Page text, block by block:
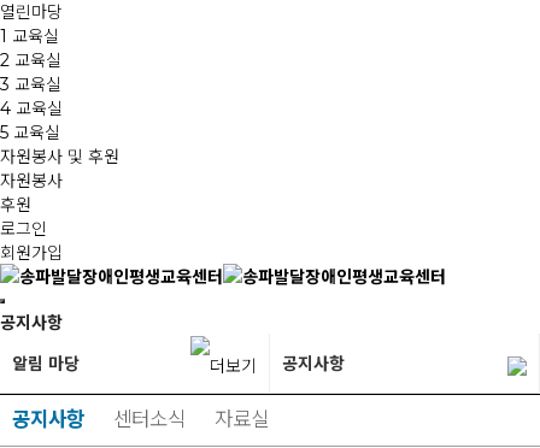
열린마당
1 교육실
2 교육실
3 교육실
4 교육실
5 교육실
자원봉사 및 후원
자원봉사
후원
로그인
회원가입
공지사항
알림 마당
공지사항
공지사항 센터소식 자료실